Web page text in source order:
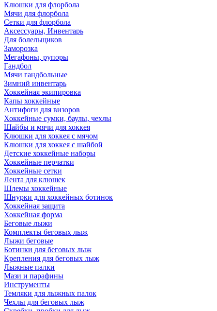
Клюшки для флорбола
Мячи для флорбола
Сетки для флорбола
Аксессуары, Инвентарь
Для болельщиков
Заморозка
Мегафоны, рупоры
Гандбол
Мячи гандбольные
Зимний инвентарь
Хоккейная экипировка
Капы хоккейные
Антифоги для визоров
Хоккейные сумки, баулы, чехлы
Шайбы и мячи для хоккея
Клюшки для хоккея с мячом
Клюшки для хоккея с шайбой
Детские хоккейные наборы
Хоккейные перчатки
Хоккейные сетки
Лента для клюшек
Шлемы хоккейные
Шнурки для хоккейных ботинок
Хоккейная защита
Хоккейная форма
Беговые лыжи
Комплекты беговых лыж
Лыжи беговые
Ботинки для беговых лыж
Крепления для беговых лыж
Лыжные палки
Мази и парафины
Инструменты
Темляки для лыжных палок
Чехлы для беговых лыж